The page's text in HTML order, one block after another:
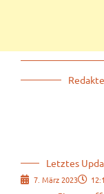
Letztes
7. März 2023